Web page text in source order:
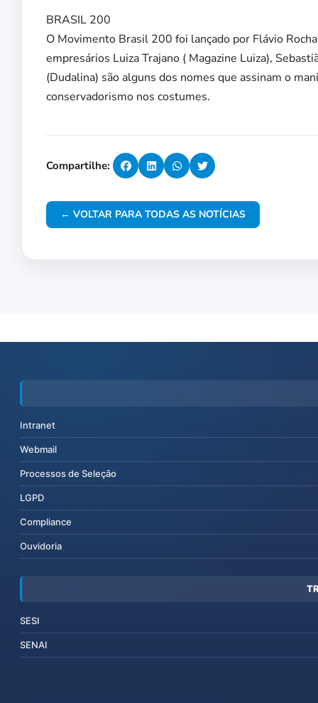
BRASIL 200
O Movimento Brasil 200 foi lançado por Flávio
empresários Luiza Trajano ( Magazine Luiza),
(Dudalina) são alguns dos nomes que assinam o
conservadorismo nos costumes.
Compartilhe:
← VOLTAR PARA TODAS AS NOTÍCIAS
Intranet
Webmail
Processos de Seleção
LGPD
Compliance
Ouvidoria
SESI
SENAI